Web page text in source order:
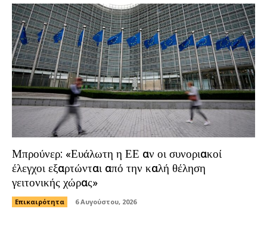
Μπρούνερ: «Ευάλωτη η ΕΕ αν οι συνοριακοί
έλεγχοι εξαρτώνται από την καλή θέληση
γειτονικής χώρας»
Επικαιρότητα 6 Αυγούστου, 2026